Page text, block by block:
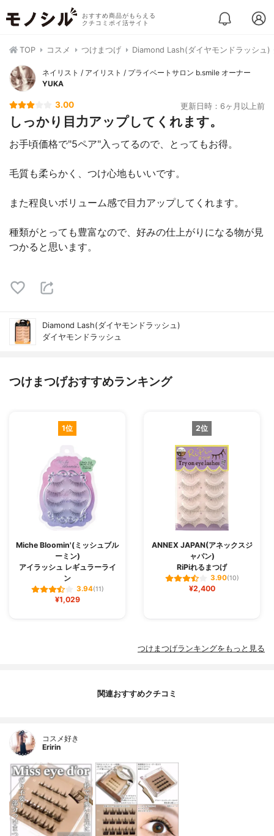
おすすめ商品がもらえる
クチコミポイ活サイト
TOP コスメ つけまつげ Diamond Lash(ダイヤモンドラッシュ)
ネイリスト / アイリスト / プライベートサロン b.smile オーナー
YUKA
3.00 更新日時：6ヶ月以上前
しっかり目力アップしてくれます。
お手頃価格で"5ペア"入ってるので、とってもお得。
毛質も柔らかく、つけ心地もいいです。
また程良いボリューム感で目力アップしてくれます。
種類がとっても豊富なので、好みの仕上がりになる物が見
つかると思います。
Diamond Lash(ダイヤモンドラッシュ)
ダイヤモンドラッシュ
つけまつげおすすめランキング
1位
Miche Bloomin'(ミッシュブル
ーミン)
アイラッシュ レギュラーライ
ン
3.94(11)
¥1,029
2位
ANNEX JAPAN(アネックスジ
ャパン)
RiPiれるまつげ
3.90(10)
¥2,400
つけまつげランキングをもっと見る
関連おすすめクチコミ
コスメ好き
Eririn